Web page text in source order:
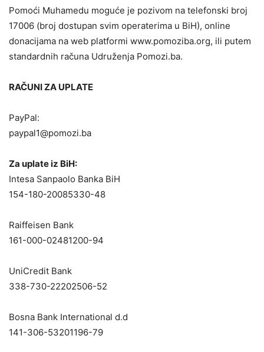
Pomoći Muhamedu moguće je pozivom na telefonski broj
17006 (broj dostupan svim operaterima u BiH), online
donacijama na web platformi www.pomoziba.org, ili putem
standardnih računa Udruženja Pomozi.ba.
RAČUNI ZA UPLATE
PayPal:
paypal1@pomozi.ba
Za uplate iz BiH:
Intesa Sanpaolo Banka BiH
154-180-20085330-48
Raiffeisen Bank
161-000-02481200-94
UniCredit Bank
338-730-22202506-52
Bosna Bank International d.d
141-306-53201196-79